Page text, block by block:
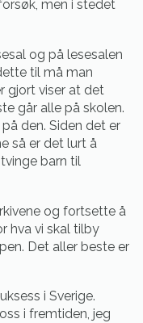
men i stedet
og på lesesalen
til må man
gjort viser at det
går alle på skolen.
den. Siden det er
så er det lurt å
barn til
og fortsette å
hva vi skal tilby
Det aller beste er
i Sverige.
i fremtiden, jeg